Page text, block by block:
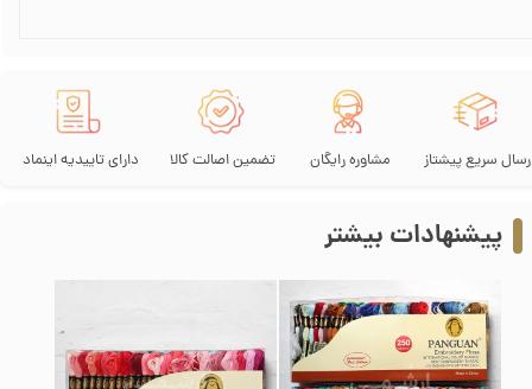
تضمین اصالت کالا مشاوره رایگان سریع پیشتاز دارای تاییدیه اینماد
پیشنهادات بیشتر